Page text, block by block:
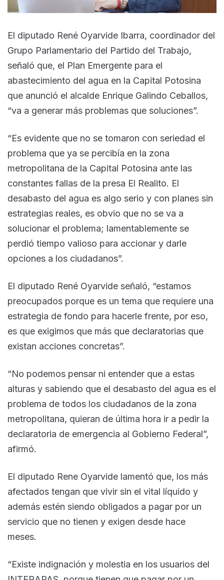
El diputado René Oyarvide Ibarra, coordinador del
Grupo Parlamentario del Partido del Trabajo,
señaló que, el Plan Emergente para el
abastecimiento del agua en la Capital Potosina
que anunció el alcalde Enrique Galindo Ceballos,
“va a generar más problemas que soluciones”.
“Es evidente que no se tomaron con seriedad el
problema que ya se percibía en la zona
metropolitana de la Capital Potosina ante las
constantes fallas de la presa El Realito. El
desabasto del agua es algo serio y con planes sin
estrategias reales, es obvio que no se va a
solucionar el problema; lamentablemente se
perdió tiempo valioso para accionar y darle
opciones a los ciudadanos”.
El diputado René Oyarvide señaló, “estamos
preocupados porque es un tema que requiere una
estrategia de fondo para hacerle frente, por eso,
es que exigimos que más que declaratorias que
existan acciones concretas”.
“No podemos pensar ni entender que a estas
alturas y sabiendo que el desabasto del agua es el
problema de todos los ciudadanos de la zona
metropolitana, quieran de última hora ir a pedir la
declaratoria de emergencia al Gobierno Federal”,
afirmó.
El diputado Rene Oyarvide lamentó que, los más
afectados tengan que vivir sin el vital líquido y
además estén siendo obligados a pagar por un
servicio que no tienen y exigen desde hace
meses.
“Existe indignación y molestia en los usuarios del